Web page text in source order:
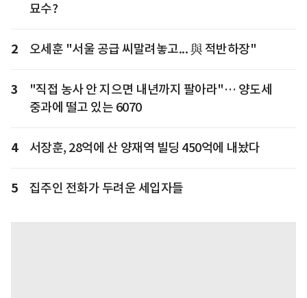
묘수?
2 오세훈 "서울 공급 씨말려놓고... 與 적반하장"
3
"직접 농사 안 지으면 내년까지 팔아라"… 양도세
중과에 떨고 있는 6070
4 서장훈, 28억에 산 양재역 빌딩 450억에 내놨다
5 집주인 전화가 두려운 세입자들